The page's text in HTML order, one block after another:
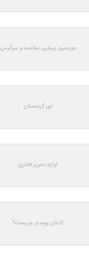
دورجین؛ زیبایی، سلامت و سرگرمی
تور گرجستان
لوازم تحریر فانتزی
اکـتان بوسـتر چـیست؟